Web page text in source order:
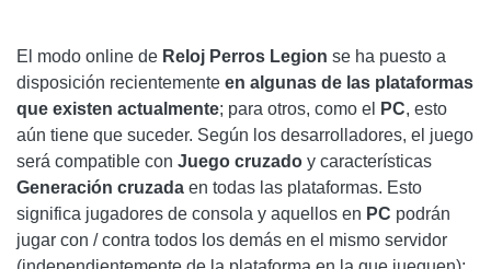
El modo online de Reloj Perros Legion se ha puesto a
disposición recientemente en algunas de las plataformas
que existen actualmente; para otros, como el PC, esto
aún tiene que suceder. Según los desarrolladores, el juego
será compatible con Juego cruzado y características
Generación cruzada en todas las plataformas. Esto
significa jugadores de consola y aquellos en PC podrán
jugar con / contra todos los demás en el mismo servidor